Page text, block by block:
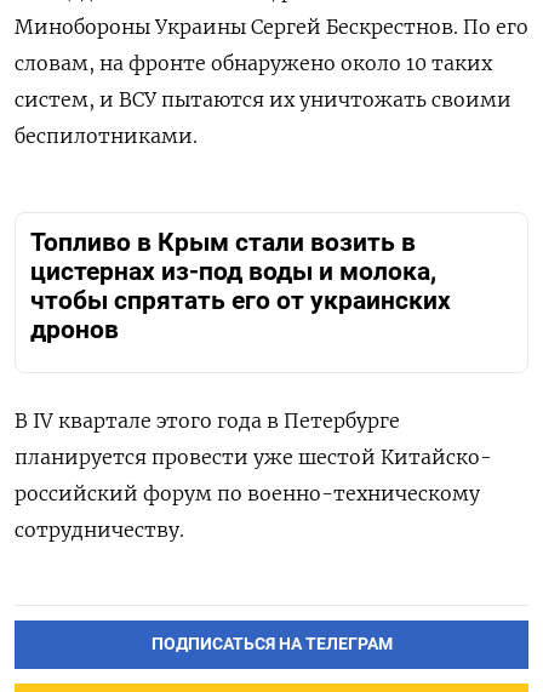
Минобороны Украины Сергей Бескрестнов. По его
словам, на фронте обнаружено около 10 таких
систем, и ВСУ пытаются их уничтожать своими
беспилотниками.
Топливо в Крым стали возить в
цистернах из-под воды и молока,
чтобы спрятать его от украинских
дронов
В IV квартале этого года в Петербурге
планируется провести уже шестой Китайско-
российский форум по военно-техническому
сотрудничеству.
ПОДПИСАТЬСЯ НА ТЕЛЕГРАМ